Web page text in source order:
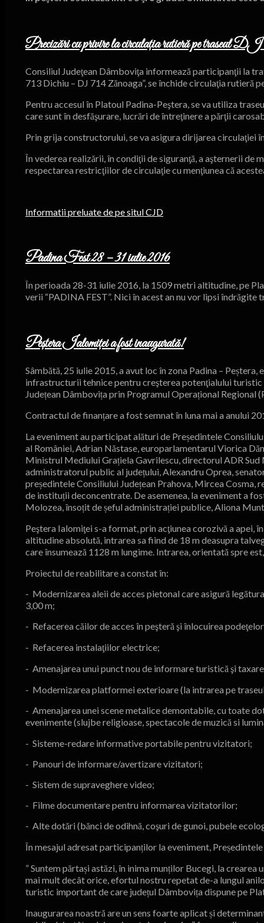
Precizări cu privire la circulația rutieră pe traseul
Consiliul Judeţean Dâmboviţa informează participanţii la
713 Dichiu – DJ 714 Zănoaga”, se închide circulaţia rutieră
Pentru accesul în Platoul Padina-Peştera, se va utiliza
care sunt în desfăşurare, lucrări de întreţinere a părţii
Prin grija constructorului, se va asigura dirijarea circulaţiei
În vederea realizării, în condiţii de siguranţă, a aşternerii
respectarea restricţiilor de circulaţie cu menţiunea că
Informatii preluate de pe situl CJD
Padina Fest 28 – 31 iulie 2016
În perioada 28-31 iulie 2016, la 1509 metri altitudine, pe
verii “PADINA FEST”. Nici în acest an nu vor lipsi
Peștera Ialomiței a fost inaugurată!
Sâmbătă, 25 iulie 2015, a avut loc în zona Padina –
infrastructurii tehnice pentru creşterea potenţialului
Județean Dâmbovița prin Programul Operațional Regional
Contractul de finanțare a fost semnat în luna mai a anului
La eveniment au participat alături de Președintele
al României, Adrian Năstase, europarlamentarul Viorica
Ministrul Mediului Grațiela Gavrilescu, directorul ADR
administratorul public al județului, Alexandru Oprea,
președintele Consiliului Județean Prahova, Mircea
de instituții deconcentrate. De asemenea, la eveniment a
Molozea, însoțit de șeful administrației publice, Aliona
Peştera Ialomiţei s-a format, prin acţiunea corozivă a apei,
altitudine absolută, intrarea sa fiind de 18 m deasupra
care însumează 1128 m lungime. Intrarea, orientată spre
Proiectul de reabilitare a constat în:
- Modernizarea aleii de acces pietonal care asigură
3,00 m;
- Refacerea căilor de acces în peşteră şi înlocuirea
- Refacerea instalaţiilor electrice;
- Amenajarea unui punct nou de informare turistică şi
- Modernizarea platformei exterioare (la intrarea pe
- Amenajarea unei scene metalice demontabile, cu toate
evenimente (slujbe religioase, spectacole de muzică si
- Sisteme-redare informative portabile pentru vizitatori;
- Panouri de informare/avertizare vizitatori;
- Sistem de supraveghere video;
- Filme documentare pentru informarea vizitatorilor;
- Alte dotări (bănci de odihnă, coşuri de gunoi, pubele
În mesajul adresat participanților la eveniment,
” Suntem părtași astăzi, în inima munților Bucegi, la
mai mult decât orice, efortul nostru repetat de-a lungul
turistic important de care județul Dâmbovița
Inaugurarea noastră are un sens foarte aplicat și